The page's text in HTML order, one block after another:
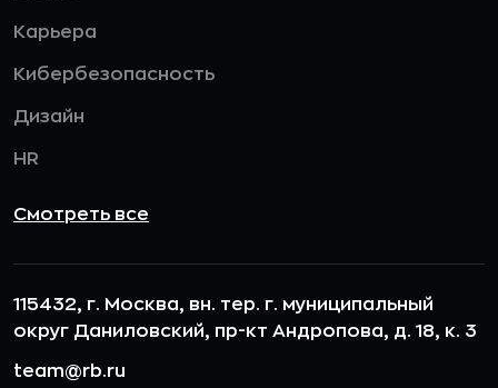
Карьера
Кибербезопасность
Дизайн
HR
Смотреть все
115432, г. Москва, вн. тер. г. муниципальный
округ Даниловский, пр-кт Андропова, д. 18, к. 3
team@rb.ru